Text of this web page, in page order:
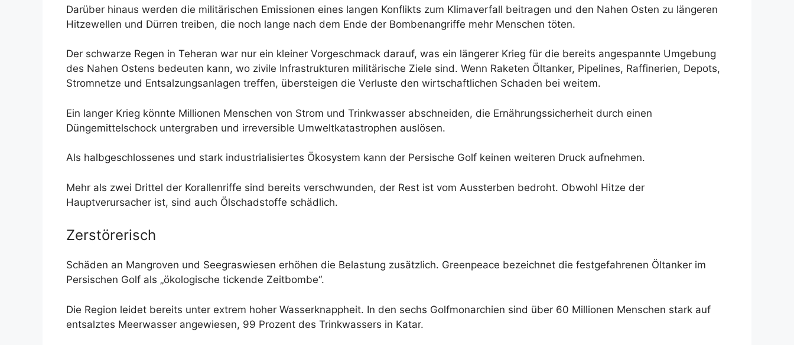
Darüber hinaus werden die militärischen Emissionen eines langen Konflikts zum Klimaverfall beitragen und den Nahen Osten zu längeren
Hitzewellen und Dürren treiben, die noch lange nach dem Ende der Bombenangriffe mehr Menschen töten.
Der schwarze Regen in Teheran war nur ein kleiner Vorgeschmack darauf, was ein längerer Krieg für die bereits angespannte Umgebung
des Nahen Ostens bedeuten kann, wo zivile Infrastrukturen militärische Ziele sind. Wenn Raketen Öltanker, Pipelines, Raffinerien, Depots,
Stromnetze und Entsalzungsanlagen treffen, übersteigen die Verluste den wirtschaftlichen Schaden bei weitem.
Ein langer Krieg könnte Millionen Menschen von Strom und Trinkwasser abschneiden, die Ernährungssicherheit durch einen
Düngemittelschock untergraben und irreversible Umweltkatastrophen auslösen.
Als halbgeschlossenes und stark industrialisiertes Ökosystem kann der Persische Golf keinen weiteren Druck aufnehmen.
Mehr als zwei Drittel der Korallenriffe sind bereits verschwunden, der Rest ist vom Aussterben bedroht. Obwohl Hitze der
Hauptverursacher ist, sind auch Ölschadstoffe schädlich.
Zerstörerisch
Schäden an Mangroven und Seegraswiesen erhöhen die Belastung zusätzlich. Greenpeace bezeichnet die festgefahrenen Öltanker im
Persischen Golf als „ökologische tickende Zeitbombe“.
Die Region leidet bereits unter extrem hoher Wasserknappheit. In den sechs Golfmonarchien sind über 60 Millionen Menschen stark auf
entsalztes Meerwasser angewiesen, 99 Prozent des Trinkwassers in Katar.